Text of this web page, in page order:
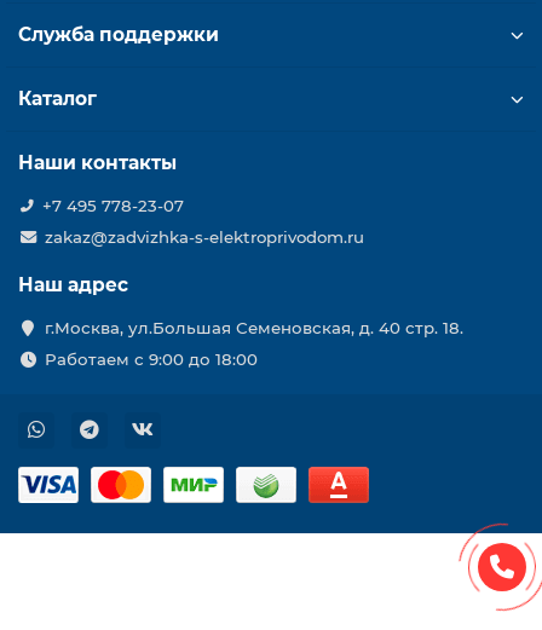
Служба поддержки
Каталог
Наши контакты
+7 495 778-23-07
zakaz@zadvizhka-s-elektroprivodom.ru
Наш адрес
г.Москва, ул.Большая Семеновская, д. 40 стр. 18.
Работаем с 9:00 до 18:00